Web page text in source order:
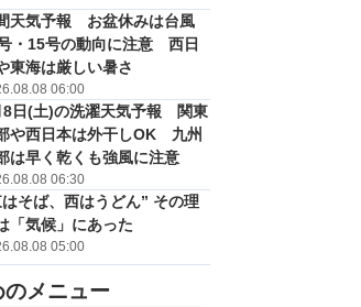
% 40%
天気予報 お盆休みは台風
・15号の動向に注意 西日
東海は厳しい暑さ
06:00
8日(土)の洗濯天気予報 関東
や西日本は外干しOK 九州
は早く乾くも強風に注意
06:30
はそば、西はうどん” その理
「気候」にあった
05:00
メニュー